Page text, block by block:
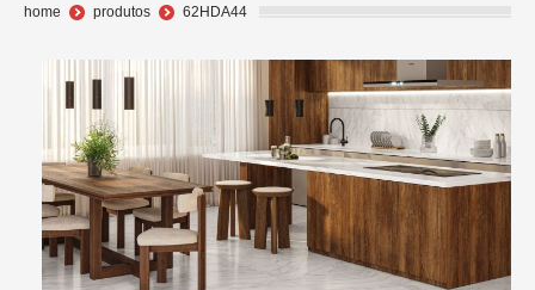
Você está aqui:
home produtos 62HDA44